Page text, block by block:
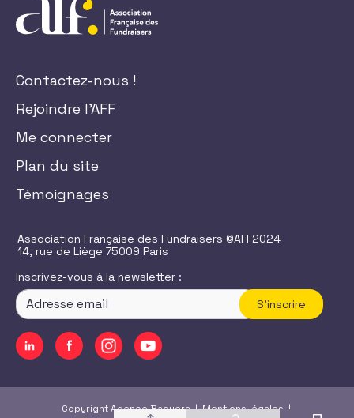
Contactez-nous !
Rejoindre l'AFF
Me connecter
Plan du site
Témoignages
Association Française des Fundraisers ©AFF2024
14, rue de Liège 75009 Paris
Inscrivez-vous à la newsletter :
S'inscrire
Copyright Agence Baguera |Mentions légales |